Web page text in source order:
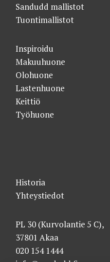
Sandudd mallistot
Tuontimallistot
Inspiroidu
Makuuhuone
Olohuone
Lastenhuone
Keittiö
Työhuone
Historia
Yhteystiedot
PL 30 (Kurvolantie 5 C),
37801 Akaa
020 154 1444